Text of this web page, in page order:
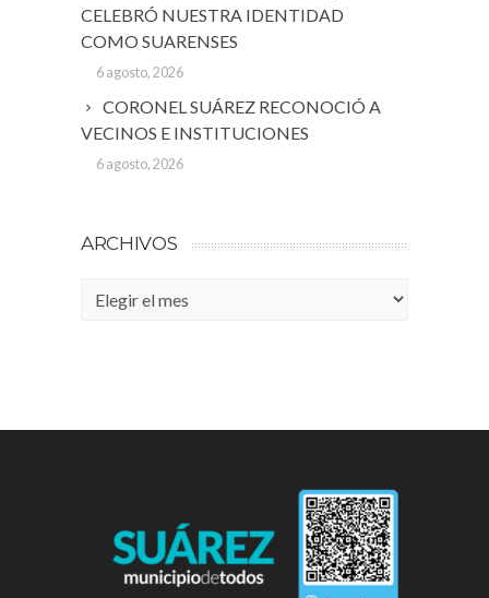
CELEBRÓ NUESTRA IDENTIDAD
COMO SUARENSES
6 agosto, 2026
CORONEL SUÁREZ RECONOCIÓ A
VECINOS E INSTITUCIONES
6 agosto, 2026
ARCHIVOS
Archivos